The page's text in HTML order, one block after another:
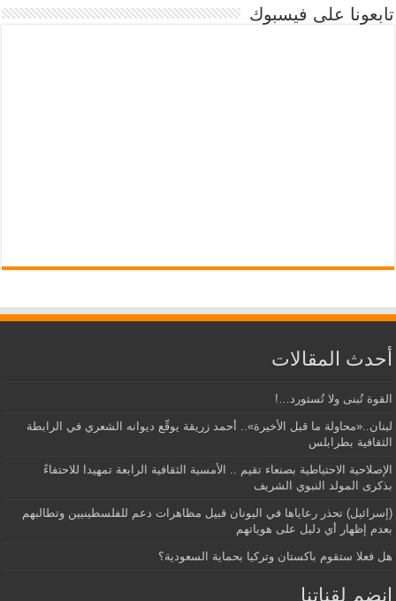
تابعونا على فيسبوك
أحدث المقالات
القوة تُبنى ولا تُستورد…!
لبنان..«محاولة ما قبل الأخيرة».. أحمد زريقة يوقّع ديوانه الشعري في الرابطة
الثقافية بطرابلس
الإصلاحية الاحتياطية بصنعاء تقيم .. الأمسية الثقافية الرابعة تمهيدا للاحتفاءً
بذكرى المولد النبوي الشريف
(إسرائيل) تحذر رعاياها في اليونان قبيل مظاهرات دعم للفلسطينيين وتطالبهم
بعدم إظهار أي دليل على هوياتهم
هل فعلا ستقوم باكستان وتركيا بحماية السعودية؟
إنضم لقناتنا